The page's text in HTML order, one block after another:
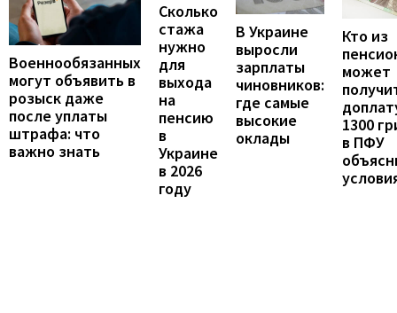
Военнообязанных
могут объявить в
розыск даже
после уплаты
штрафа: что
важно знать
Сколько
стажа
нужно
для
выхода
на
пенсию
в
Украине
в 2026
году
В Украине
выросли
зарплаты
чиновников:
где самые
высокие
оклады
Кто из
может
1300
в ПФУ